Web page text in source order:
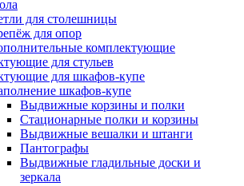
для столешницы
для опор
комплектующие
для стульев
для шкафов-купе
шкафов-купе
Выдвижные корзины и полки
Стационарные полки и корзины
Выдвижные вешалки и штанги
Пантографы
Выдвижные гладильные доски и
зеркала